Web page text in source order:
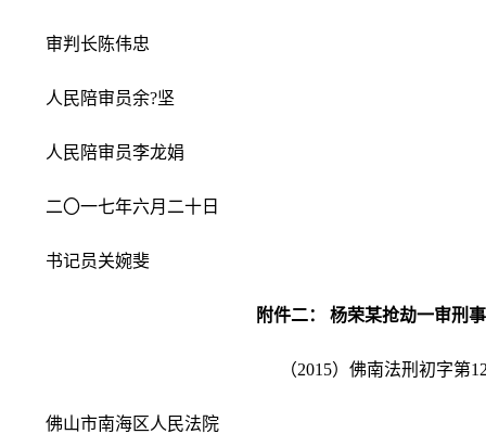
审判长陈伟忠
人民陪审员余?坚
人民陪审员李龙娟
二〇一七年六月二十日
书记员关婉斐
附件二： 杨荣某抢劫一审刑
（2015）佛南法刑初字第
佛山市南海区人民法院